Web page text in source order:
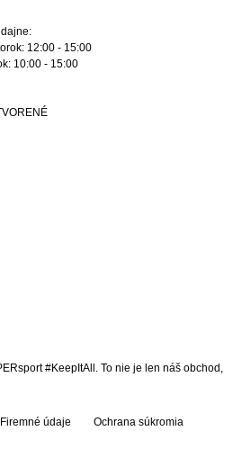
12:00 - 15:00
10:00 - 15:00
#KeepItAll. To nie je len náš obchod,
Firemné údaje Ochrana súkromia